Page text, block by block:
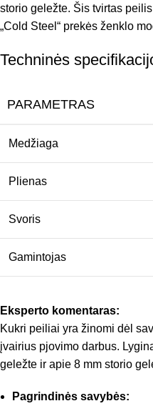
storio geležte. Šis tvirtas
„Cold Steel“ prekės ženklo
Techninės
PARAMETRAS
Medžiaga
Plienas
Svoris
Gamintojas
Eksperto komentaras:
Kukri peiliai yra žinomi dėl
įvairius pjovimo darbus.
geležte ir apie 8 mm storio
Pagrindinės savybės: